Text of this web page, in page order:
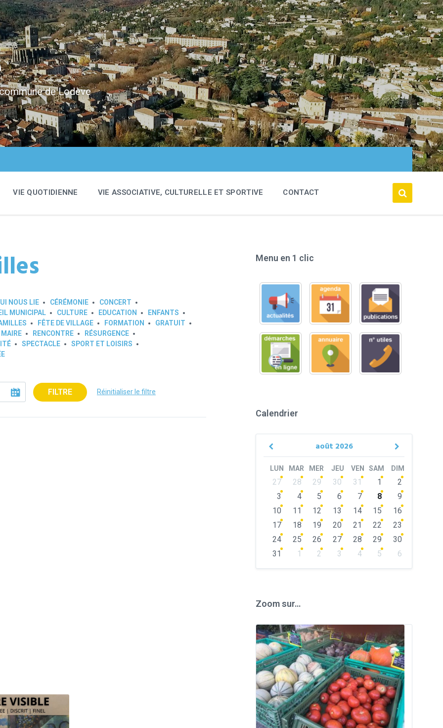
de Lodève
VIE QUOTIDIENNE VIE ASSOCIATIVE, CULTURELLE ET SPORTIVE CONTACT
NOUS LIE CÉRÉMONIE
CONCERT
MUNICIPAL CULTURE EDUCATION
ENFANTS
FÊTE DE VILLAGE FORMATION
GRATUIT
MAIRE RENCONTRE
RÉSURGENCE
SPECTACLE
SPORT ET LOISIRS
FILTRE Réinitialiser le filtre
Menu en 1 clic
Calendrier
août 2026
Previous
Next
LUN MAR MER JEU VEN SAM DIM
Skip
calendar
days
27 28 29 30 31 1
2
3
4 5 6 7 8
9
10
11 12 13 14 15
16
17
18 19 20 21 22
23
24
25 26 27 28 29
30
31
1 2 3 4 5
6
Zoom sur…